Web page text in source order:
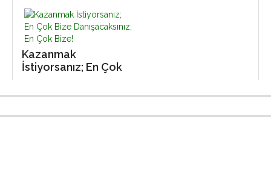
Kazanmak
İstiyorsanız; En Çok
En Çok Bize!